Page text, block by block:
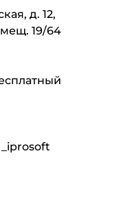
д. 12,
19/64